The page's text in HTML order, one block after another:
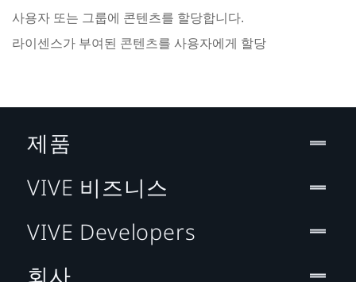
사용자 또는 그룹에 콘텐츠를 할당합니다.
라이센스가 부여된 콘텐츠를 사용자에게 할당
제품
VIVE 비즈니스
VIVE Developers
회사